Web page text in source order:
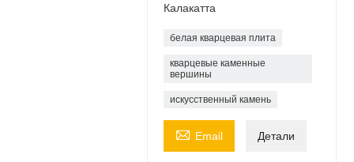
Калакатта
белая кварцевая плита
кварцевые каменные
вершины
искусственный камень
 Email Детали